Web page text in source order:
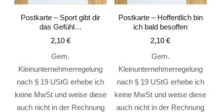
Postkarte – Sport gibt dir
das Gefühl…
2,10 €
Gem.
Kleinunternehmerregelung
nach § 19 UStG erhebe ich
keine MwSt und weise diese
auch nicht in der Rechnung
Postkarte – Hoffentlich bin
ich bald besoffen
2,10€
Gem.
Kleinunternehmerregelung
nach § 19 UStG erhebe ich
keine MwSt und weise diese
auch nicht in der Rechnung